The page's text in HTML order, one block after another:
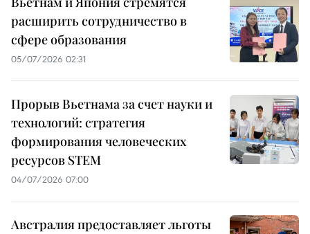
расширить сотрудничество в
сфере образования
05/07/2026 02:31
Прорыв Вьетнама за счет науки и
технологий: стратегия
формирования человеческих
ресурсов STEM
04/07/2026 07:00
Австралия предоставляет льготы